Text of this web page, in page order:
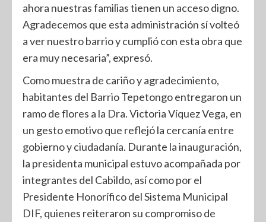
ahora nuestras familias tienen un acceso digno.
Agradecemos que esta administración sí volteó
a ver nuestro barrio y cumplió con esta obra que
era muy necesaria”, expresó.
Como muestra de cariño y agradecimiento,
habitantes del Barrio Tepetongo entregaron un
ramo de flores a la Dra. Victoria Víquez Vega, en
un gesto emotivo que reflejó la cercanía entre
gobierno y ciudadanía. Durante la inauguración,
la presidenta municipal estuvo acompañada por
integrantes del Cabildo, así como por el
Presidente Honorífico del Sistema Municipal
DIF, quienes reiteraron su compromiso de